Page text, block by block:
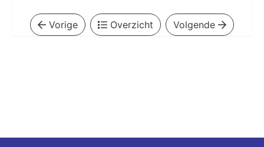
Vorige Overzicht Volgende